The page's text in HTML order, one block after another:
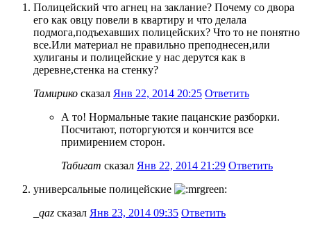
Полицейский что агнец на заклание? Почему со двора
его как овцу повели в квартиру и что делала
подмога,подъехавших полицейских? Что то не понятно
все.Или материал не правильно преподнесен,или
хулиганы и полицейские у нас дерутся как в
деревне,стенка на стенку?
Тамирико сказал Янв 22, 2014 20:25 Ответить
А то! Нормальные такие пацанские разборки.
Посчитают, поторгуются и кончится все
примирением сторон.
Табигат сказал Янв 22, 2014 21:29 Ответить
универсальные полицейские
_qaz сказал Янв 23, 2014 09:35 Ответить